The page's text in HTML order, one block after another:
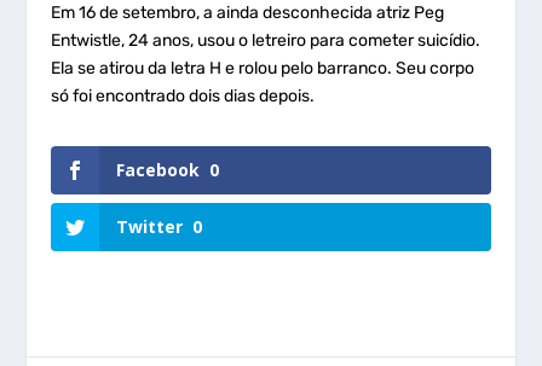
Em 16 de setembro, a ainda desconhecida atriz Peg
Entwistle, 24 anos, usou o letreiro para cometer suicídio.
Ela se atirou da letra H e rolou pelo barranco. Seu corpo
só foi encontrado dois dias depois.
Facebook 0
Twitter 0